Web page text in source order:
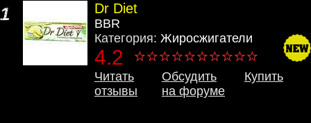
1 Dr Diet
BBR
Категория: Жиросжигатели
4.2
Читать
отзывы
Обсудить
на форуме
Купить